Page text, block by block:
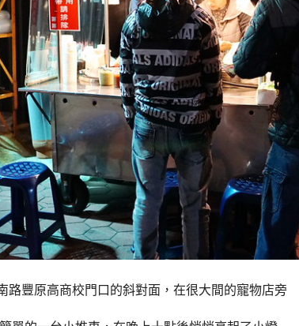
路豐原高商校門口的斜對面，在很大間的寵物店旁